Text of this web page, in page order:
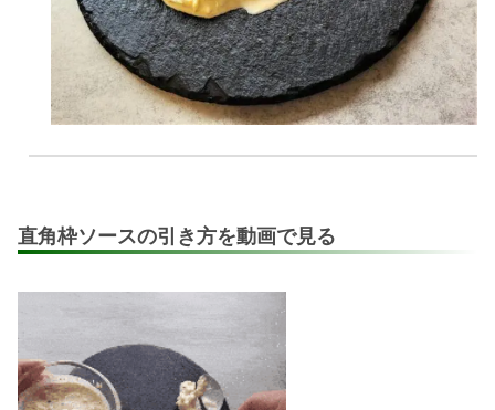
直角枠ソースの引き方を動画で見る